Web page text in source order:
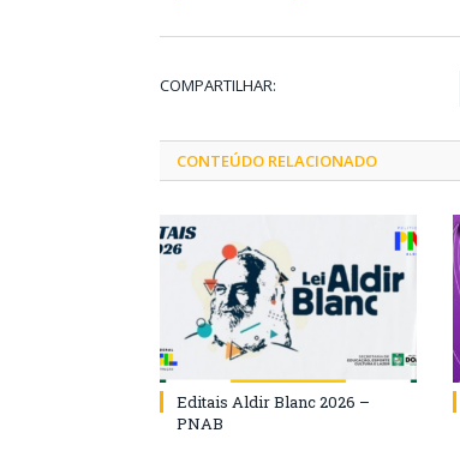
COMPARTILHAR:
CONTEÚDO RELACIONADO
Editais Aldir Blanc 2026 –
PNAB